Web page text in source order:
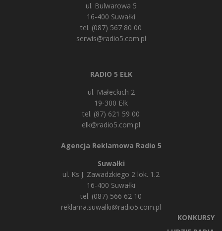
ul. Bulwarowa 5
16-400 Suwałki
tel. (087) 567 80 00
serwis@radio5.com.pl
RADIO 5 EŁK
ul. Małeckich 2
19-300 Ełk
tel. (87) 621 59 00
elk@radio5.com.pl
Agencja Reklamowa Radio 5
Suwałki
ul. Ks J. Zawadzkiego 2 lok. 1.2
16-400 Suwałki
tel. (087) 566 62 10
reklama.suwalki@radio5.com.pl
KONKURSY